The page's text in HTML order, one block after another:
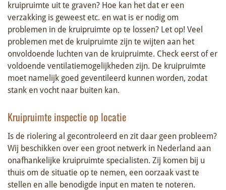
kruipruimte uit te graven? Hoe kan het dat er een
verzakking is geweest etc. en wat is er nodig om
problemen in de kruipruimte op te lossen? Let op! Veel
problemen met de kruipruimte zijn te wijten aan het
onvoldoende luchten van de kruipruimte. Check eerst of er
voldoende ventilatiemogelijkheden zijn. De kruipruimte
moet namelijk goed geventileerd kunnen worden, zodat
stank en vocht naar buiten kan.
Kruipruimte inspectie op locatie
Is de riolering al gecontroleerd en zit daar geen probleem?
Wij beschikken over een groot netwerk in Nederland aan
onafhankelijke kruipruimte specialisten. Zij komen bij u
thuis om de situatie op te nemen, een oorzaak vast te
stellen en alle benodigde input en maten te noteren.